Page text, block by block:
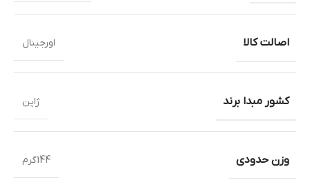
اصالت کالا اورجینال
کشور مبدا برند ژاپن
وزن حدودی 144گرم